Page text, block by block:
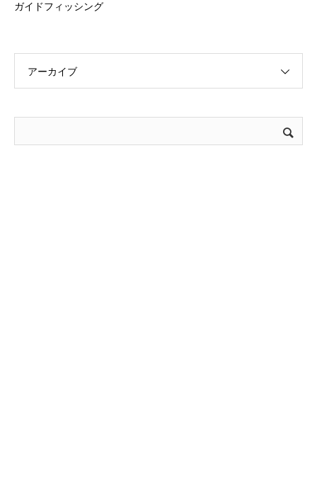
ガイドフィッシング
アーカイブ